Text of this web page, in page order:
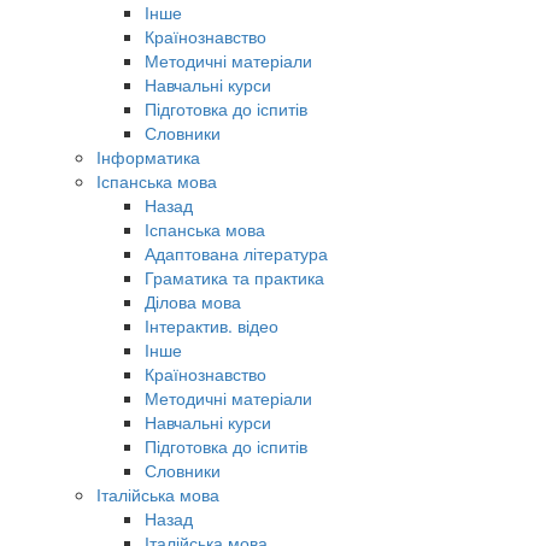
Інше
Країнознавство
Методичні матеріали
Навчальні курси
Підготовка до іспитів
Словники
Інформатика
Іспанська мова
Назад
Іспанська мова
Адаптована література
Граматика та практика
Ділова мова
Інтерактив. відео
Інше
Країнознавство
Методичні матеріали
Навчальні курси
Підготовка до іспитів
Словники
Італійська мова
Назад